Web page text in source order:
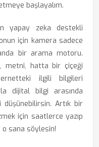
başlayalım.
yapay zeka destekli
için kamera sadece
bir arama motoru.
metni, hatta bir çiçeği
ilgili bilgileri
dijital bilgi arasında
düşünebilirsin. Artık bir
için saatlerce yazıp
sana söylesin!